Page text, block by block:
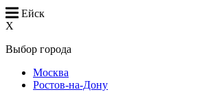
Ейск
X
Выбор города
Москва
Ростов-на-Дону